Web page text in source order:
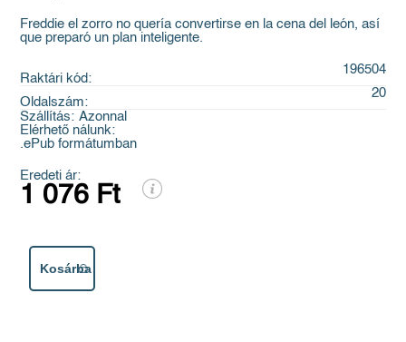
Freddie el zorro no quería convertirse en la cena del león, así
que preparó un plan inteligente.
Raktári kód:
196504
Oldalszám:
20
Szállítás: Azonnal
Elérhető nálunk:
.ePub formátumban
Eredeti ár:
1 076 Ft
Kosárba